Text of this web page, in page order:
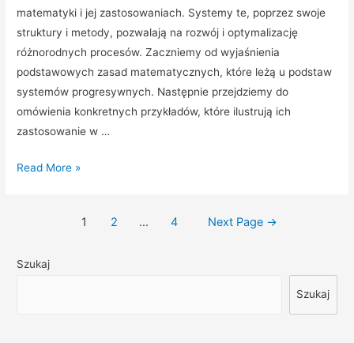
matematyki i jej zastosowaniach. Systemy te, poprzez swoje
struktury i metody, pozwalają na rozwój i optymalizację
różnorodnych procesów. Zaczniemy od wyjaśnienia
podstawowych zasad matematycznych, które leżą u podstaw
systemów progresywnych. Następnie przejdziemy do
omówienia konkretnych przykładów, które ilustrują ich
zastosowanie w …
Systemy
Read More »
Nawigacja
1 2 … 4 Next Page →
Szukaj
Szukaj